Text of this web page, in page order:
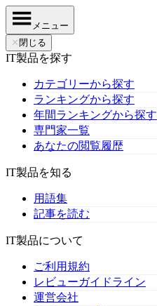
メニュー
✕ 閉じる
IT製品を探す
カテゴリーから探す
ランキングから探す
年間ランキングから探す
専門家一覧
あなたの閲覧履歴
IT製品を知る
用語集
記事を読む
IT製品について
ご利用規約
レビューガイドライン
運営会社